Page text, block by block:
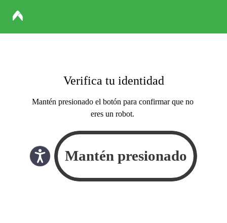
Verifica tu identidad
Mantén presionado el botón para confirmar que no
eres un robot.